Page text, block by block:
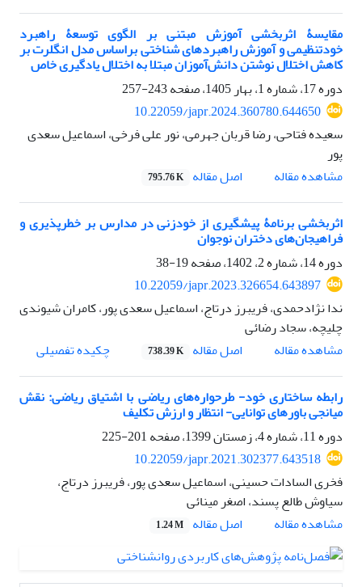
مقایسۀ اثربخشی آموزش مبتنی بر الگوی توسعۀ راهبرد
خودتنظیمی‎ ‎و آموزش راهبردهای شناختی براساس مدل ‏انگلرت بر
کاهش اختلال نوشتن دانش‌آموزان مبتلا به اختلال یادگیری خاص
دوره 17، شماره 1، بهار 1405، صفحه
243-257
10.22059/japr.2024.360780.644650
سعیده فتاحی، رضا قربان جهرمی، نور علی فرخی، اسماعیل سعدی
پور
مشاهده مقاله
اصل مقاله 795.76 K
اثربخشی برنامۀ پیشگیری از خودزنی در مدارس بر خطرپذیری و
فراهیجان‌های دختران نوجوان
دوره 14، شماره 2، 1402، صفحه
19-38
10.22059/japr.2023.326654.643897
ندا نژادحمدی، فریبرز درتاج، اسماعیل سعدی پور، کامران شیوندی
چلیچه، سجاد رضائی
مشاهده مقاله
اصل مقاله 738.39 K
چکیده تفصیلی
رابطه ساختاری خود- طرحواره‌های ریاضی با اشتیاق ریاضی: نقش
میانجی باورهای توانایی- انتظار و ارزش تکلیف
دوره 11، شماره 4، زمستان 1399، صفحه
201-225
10.22059/japr.2021.302377.643518
فخری السادات حسینی، اسماعیل سعدی پور، فریبرز درتاج،
سیاوش طالع پسند، اصغر مینائی
مشاهده مقاله
اصل مقاله 1.24 M